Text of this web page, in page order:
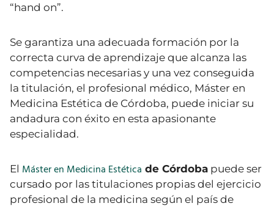
“hand on”.
Se garantiza una adecuada formación por la
correcta curva de aprendizaje que alcanza las
competencias necesarias y una vez conseguida
la titulación, el profesional médico, Máster en
Medicina Estética de Córdoba, puede iniciar su
andadura con éxito en esta apasionante
especialidad.
El Máster en Medicina Estética de Córdoba puede ser
cursado por las titulaciones propias del ejercicio
profesional de la medicina según el país de